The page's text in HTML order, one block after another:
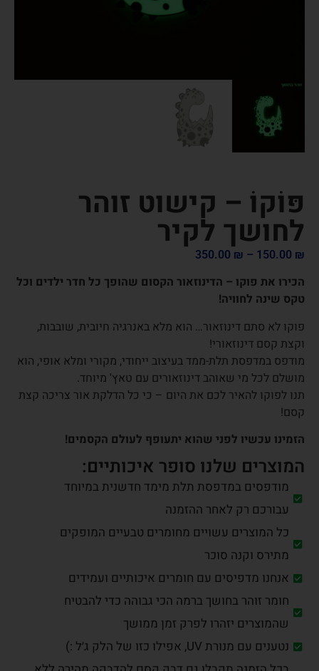
פּוֹקוֹ – קישוט זוהר
לחושך לקיר
150.00 ₪
–
350.00 ₪
הכירו את פוקו – הדינוזאור הקסום שהופך כל חדר ילדים וכל
טקס שינה לחוויה!
פוקו לא סתם דינוזאור… הוא מלא באנרגיה חיובית, שובבות,
וקצת קסם דינוזאורי!
מודפס במדפסת תלת-ממד בעיצוב ייחודי, מקורי ומלא אופי, הוא
מושלם לכל מי שאוהב דינוזאורים עם טאץ' מיוחד.
תנו לפוקו להאיר לכם את היום – כי כל הדלקת אור צריכה קצת
קסם!
הזמינו עכשיו לפני שהוא יתעופף לעולם הקסמים!
המוצרים שלנו סופר איכותיים:
מודפסים במדפסת תלת מימד חדשנית במיוחד
עבורכם רק לאחר ההזמנה
כל המוצרים עשויים מחומרים טבעיים המופקים
מתירס וקנה סוכר
אנחנו מדפיסים עם חומרים איכותיים ועמידים
חומר זוהר בחושך ברמה הכי גבוהה כדי להבטיח
שהמוצרים יזהרו לפרק זמן ממושך
נטענים עם מנורת UV, אפילו כזו של הלק ג׳ל :)